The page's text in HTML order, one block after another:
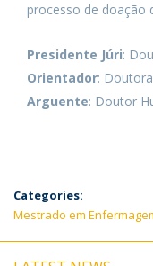
processo de doação
Presidente Júri:
Orientador:
Arguente: Doutor
Categories:
Mestrado em